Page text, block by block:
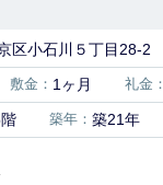
区小石川５丁目28-2
敷金： 1ヶ月 礼金：
築年： 築21年